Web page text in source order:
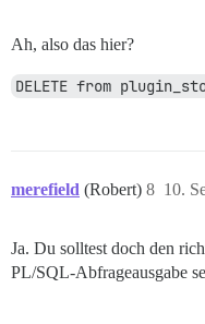
Ah, also das hier?
DELETE from
merefield (Robert) 10.
8
Ja. Du solltest doch den
PL/SQL-Abfrageausgabe